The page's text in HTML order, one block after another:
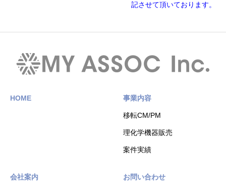
記させて頂いております。
HOME 事業内容
移転CM/PM
理化学機器販売
案件実績
会社案内 お問い合わせ